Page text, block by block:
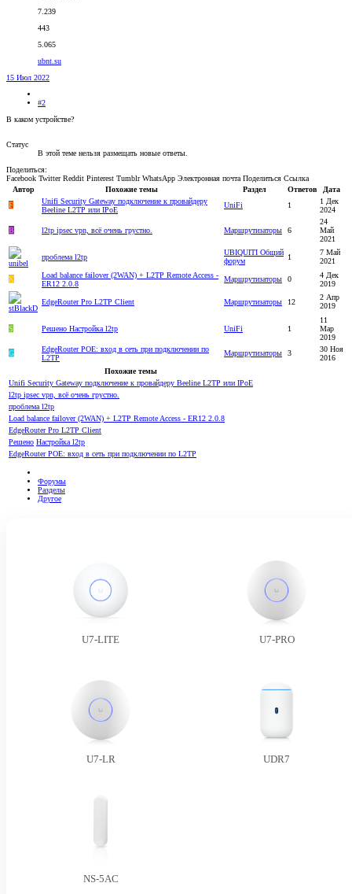
7.239
443
5.065
ubnt.su
15 Июл 2022
#2
В каком устройстве?
Статус
В этой теме нельзя размещать новые ответы.
Поделиться:
Facebook Twitter Reddit Pinterest Tumblr WhatsApp Электронная почта Поделиться Ссылка
Автор
Похожие темы Раздел Ответов
Дата
F
Unifi Security Gateway подключение к провайдеру
Beeline L2TP или IPoE
UniFi 1
1 Дек
2024
B l2tp ipsec vpn, всё очень грустно. Маршрутизаторы 6
24
Май
2021
проблема l2tp
UBIQUITI Общий
форум
1
7 Май
2021
K
Load balance failover (2WAN) + L2TP Remote Access -
ER12 2.0.8
Маршрутизаторы 0
4 Дек
2019
EdgeRouter Pro L2TP Client Маршрутизаторы 12
2 Апр
2019
S Решено Настройка l2tp UniFi 1
11
Мар
2019
G
EdgeRouter POE: вход в сеть при подключении по
L2TP
Маршрутизаторы 3
30 Ноя
2016
Похожие темы
Unifi Security Gateway подключение к провайдеру Beeline L2TP или IPoE
l2tp ipsec vpn, всё очень грустно.
проблема l2tp
Load balance failover (2WAN) + L2TP Remote Access - ER12 2.0.8
EdgeRouter Pro L2TP Client
Решено Настройка l2tp
EdgeRouter POE: вход в сеть при подключении по L2TP
Форумы
Разделы
Другое
U7-LITE U7-PRO
U7-LR UDR7
NS-5AC